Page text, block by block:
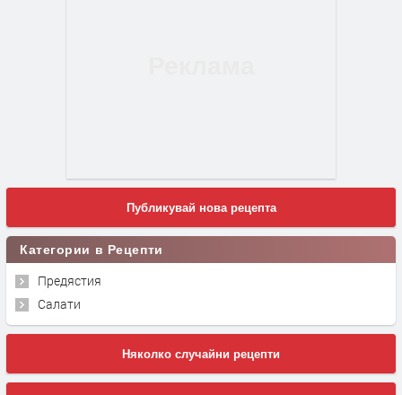
Публикувай нова рецепта
Категории в Рецепти
Предястия
Салати
Няколко случайни рецепти